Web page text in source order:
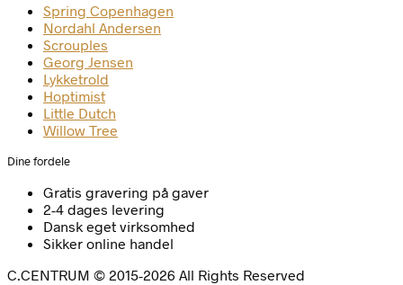
Spring Copenhagen
Nordahl Andersen
Scrouples
Georg Jensen
Lykketrold
Hoptimist
Little Dutch
Willow Tree
Dine fordele
Gratis gravering på gaver
2-4 dages levering
Dansk eget virksomhed
Sikker online handel
C.CENTRUM © 2015-2026 All Rights Reserved